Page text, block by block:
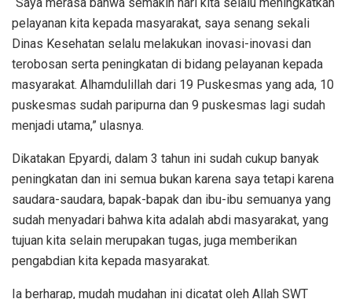
pelayanan kita kepada masyarakat, saya senang sekali
Dinas Kesehatan selalu melakukan inovasi-inovasi dan
terobosan serta peningkatan di bidang pelayanan kepada
masyarakat. Alhamdulillah dari 19 Puskesmas yang ada, 10
puskesmas sudah paripurna dan 9 puskesmas lagi sudah
menjadi utama,” ulasnya.
Dikatakan Epyardi, dalam 3 tahun ini sudah cukup banyak
peningkatan dan ini semua bukan karena saya tetapi karena
saudara-saudara, bapak-bapak dan ibu-ibu semuanya yang
sudah menyadari bahwa kita adalah abdi masyarakat, yang
tujuan kita selain merupakan tugas, juga memberikan
pengabdian kita kepada masyarakat.
Ia berharap, mudah mudahan ini dicatat oleh Allah SWT